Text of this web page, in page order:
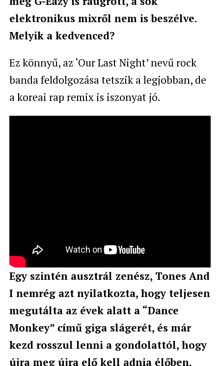
elektronikus mixről nem is beszélve.
Melyik a kedvenced?
Ez könnyű, az ‘Our Last Night’ nevű rock
banda feldolgozása tetszik a legjobban, de
a koreai rap remix is iszonyat jó.
Egy szintén ausztrál zenész, Tones And
I nemrég azt nyilatkozta, hogy teljesen
megutálta az évek alatt a “Dance
Monkey” című giga slágerét, és már
kezd rosszul lenni a gondolattól, hogy
újra meg újra elő kell adnia élőben.